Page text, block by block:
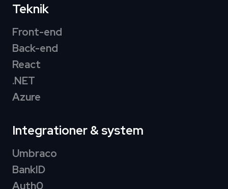
Teknik
Front-end
Back-end
React
.NET
Azure
Integrationer & system
Umbraco
BankID
Auth0